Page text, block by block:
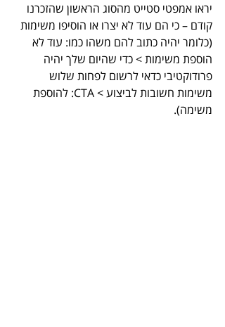
יראו אמפטי סטייט מהסוג הראשון שהזכרנו
קודם – כי הם עוד לא יצרו או הוסיפו משימות
(כלומר יהיה כתוב להם משהו כמו: עוד לא
הוספת משימות > כדי שהיום שלך יהיה
פרודוקטיבי כדאי לרשום לפחות שלוש
משימות חשובות לביצוע > CTA: להוספת
משימה).